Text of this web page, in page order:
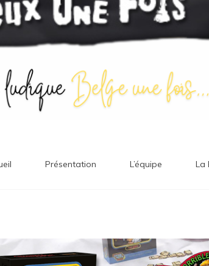
Présentation L’équipe La